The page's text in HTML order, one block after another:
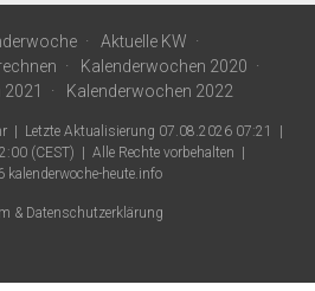
Aktuelle KW
Kalenderwochen 2020
Kalenderwochen 2022
Letzte Aktualisierung 07.08.2026 07:21
(CEST)
Alle Rechte vorbehalten
kalenderwoche-heute.info
& Datenschutzerklärung